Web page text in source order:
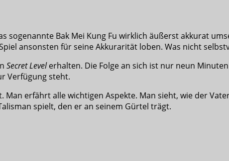
sogenannte Bak Mei Kung Fu wirklich äußerst akkurat
ansonsten für seine Akkurarität loben. Was nicht
Secret Levelerhalten. Die Folge an sich ist nur neun
Verfügung steht.
erfährt alle wichtigen Aspekte. Man sieht, wie der
spielt, den er an seinem Gürtel trägt.